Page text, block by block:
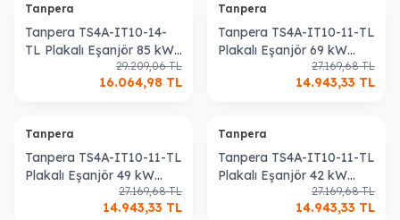
Tanpera
Tanpera TS4A-IT10-14-
TL Plakalı Eşanjör 85 kW
Kullanım Sıcak Suyu
Isıtma Eşanjörü
29.209,06TL
16.064,98 TL
Tanpera
Tanpera TS4A-IT10-11-TL
Plakalı Eşanjör 69 kW
Kullanım Sıcak Suyu
Isıtma Eşanjörü
27.169,68TL
14.943,33 TL
Tanpera
Tanpera TS4A-IT10-11-TL
Plakalı Eşanjör 49 kW
Kullanım Sıcak Suyu
Isıtma Eşanjörü
27.169,68TL
14.943,33 TL
Tanpera
Tanpera TS4A-IT10-11-TL
Plakalı Eşanjör 42 kW
Kullanım Sıcak Suyu
Isıtma Eşanjörü
27.169,68TL
14.943,33 TL